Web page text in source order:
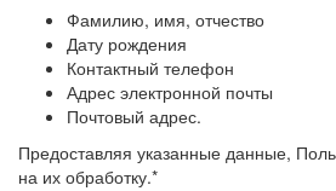
Фамилию, имя, отчество
Дату рождения
Контактный телефон
Адрес электронной почты
Почтовый адрес.
Предоставляя указанные данные,
на их обработку.*